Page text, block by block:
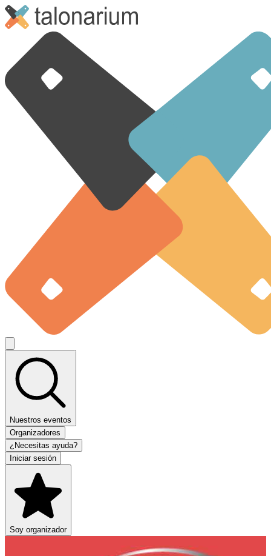
Nuestros eventos
Organizadores
¿Necesitas ayuda?
Iniciar sesión
Soy organizador